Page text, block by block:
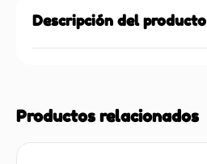
Descripción del producto
Productos relacionados